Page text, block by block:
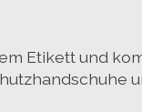
Etikettund